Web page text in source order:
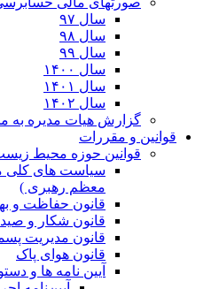
سال ۹۷
سال ۹۸
سال ۹۹
سال ۱۴۰۰
سال ۱۴۰۱
سال ۱۴۰۲
گزارش هیات مدیره به
قوانین و مقررات
قوانین حوزه محیط
ﺳﯿﺎﺳﺖ ﻫﺎی ﮐﻠﯽ
معظم رهبری )
قانون حفاظت و
قانون شکار و صید
قانون مدیریت
قانون هوای پاک
آیین نامه ها و